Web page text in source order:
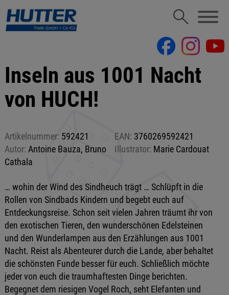
Inseln aus 1001 Nacht
von HUCH!
Artikelnummer: 592421 EAN: 3760269592421
Autor: Antoine Bauza, Bruno
Cathala
Illustrator: Marie Cardouat
… wohin der Wind des Sindheuch trägt … Schlüpft in die
Rollen von Sindbads Kindern und begebt euch auf
Entdeckungsreise. Schon seit vielen Jahren träumt ihr von
den exotischen Tieren, den wunderschönen Edelsteinen
und den Wunderlampen aus den Erzählungen aus 1001
Nacht. Reist als Abenteurer durch die Lande, aber behaltet
die schönsten Funde besser für euch. Schließlich möchte
jeder von euch die traumhaftesten Dinge berichten.
Begegnet dem riesigen Vogel Roch, seht Elefanten und